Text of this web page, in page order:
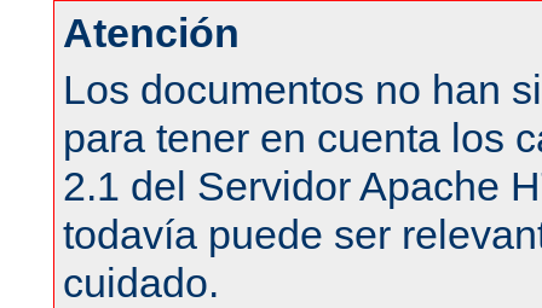
Atención
Los documentos no han
para tener en cuenta los
2.1 del Servidor Apache
todavía puede ser
cuidado.